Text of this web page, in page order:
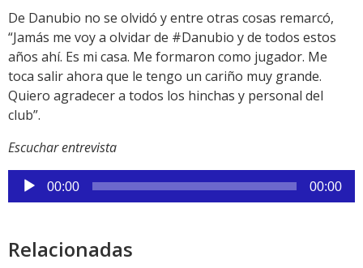
De Danubio no se olvidó y entre otras cosas remarcó,
“Jamás me voy a olvidar de #Danubio y de todos estos
años ahí. Es mi casa. Me formaron como jugador. Me
toca salir ahora que le tengo un cariño muy grande.
Quiero agradecer a todos los hinchas y personal del
club”.
Escuchar entrevista
Reproductor
de
00:00 00:00
Relacionadas